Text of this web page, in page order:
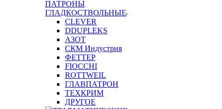
ПАТРОНЫ
ГЛАДКОСТВОЛЬНЫЕ
CLEVER
DDUPLEKS
АЗОТ
СКМ Индустрия
ФЕТТЕР
FIOCCHI
ROTTWEIL
ГЛАВПАТРОН
ТЕХКРИМ
ДРУГОЕ